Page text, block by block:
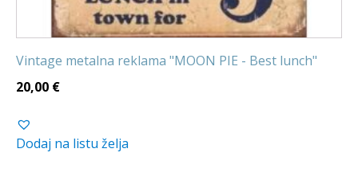
Vintage metalna reklama "MOON PIE - Best lunch"
20,00 €
Dodaj na listu želja